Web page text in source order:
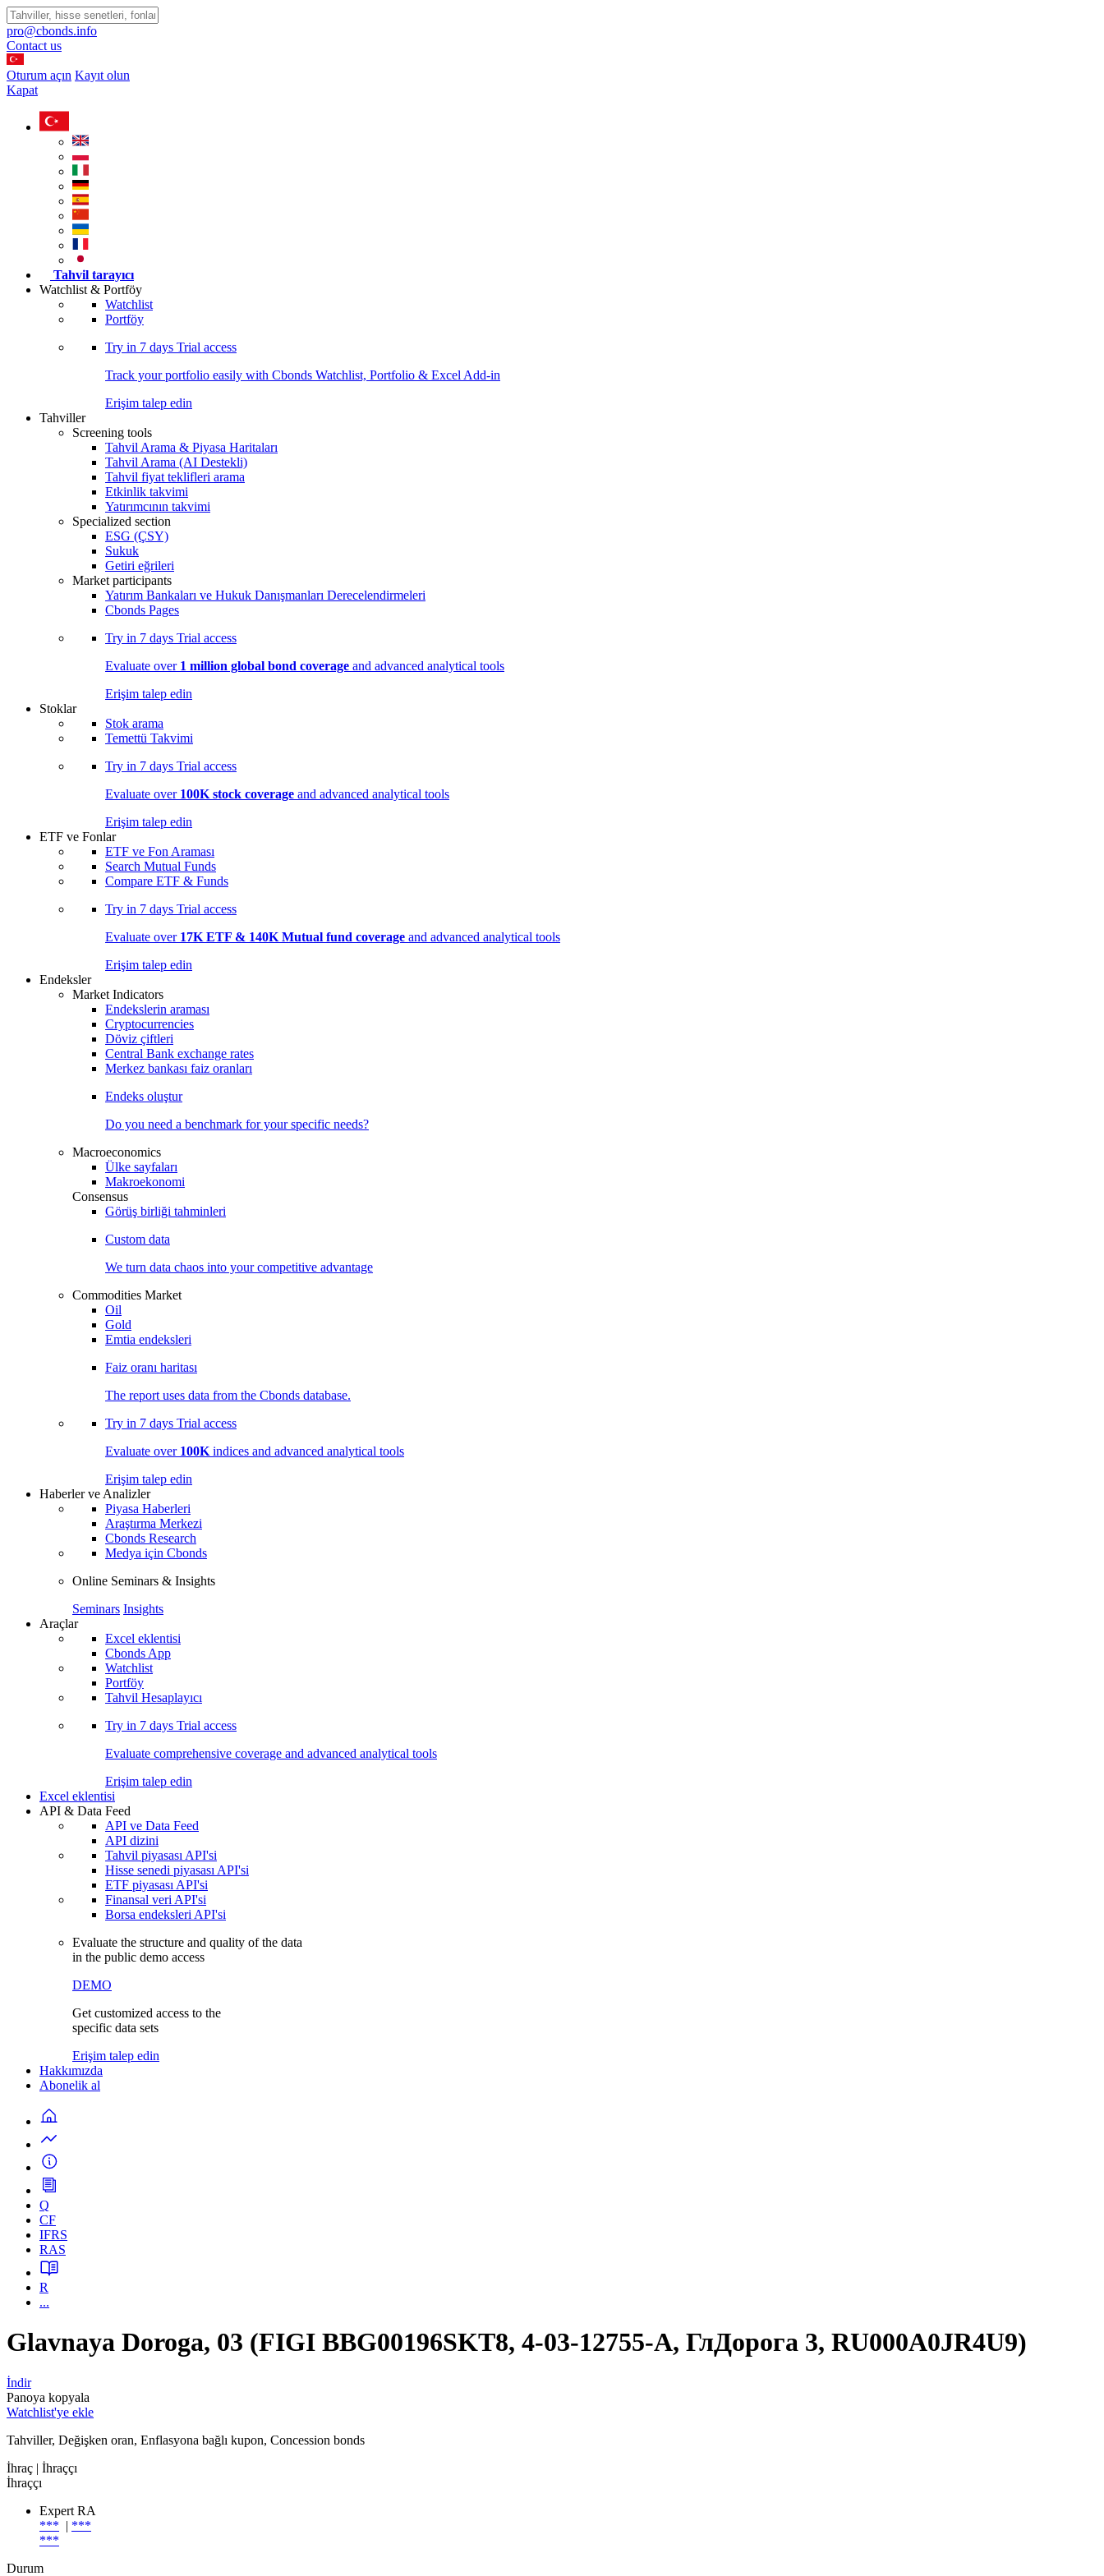
pro@cbonds.info
Contact us
Oturum açın Kayıt olun
Kapat
Tahvil tarayıcı
Watchlist & Portföy
Watchlist
Portföy
Try in 7 days Trial access
Track your portfolio easily with Cbonds Watchlist, Portfolio & Excel Add-in
Erişim talep edin
Tahviller
Screening tools
Tahvil Arama & Piyasa Haritaları
Tahvil Arama (AI Destekli)
Tahvil fiyat teklifleri arama
Etkinlik takvimi
Yatırımcının takvimi
Specialized section
ESG (ÇSY)
Sukuk
Getiri eğrileri
Market participants
Yatırım Bankaları ve Hukuk Danışmanları Derecelendirmeleri
Cbonds Pages
Try in 7 days Trial access
Evaluate over 1 million global bond coverage and advanced analytical tools
Erişim talep edin
Stoklar
Stok arama
Temettü Takvimi
Try in 7 days Trial access
Evaluate over 100K stock coverage and advanced analytical tools
Erişim talep edin
ETF ve Fonlar
ETF ve Fon Araması
Search Mutual Funds
Compare ETF & Funds
Try in 7 days Trial access
Evaluate over 17K ETF & 140K Mutual fund coverage and advanced analytical tools
Erişim talep edin
Endeksler
Market Indicators
Endekslerin araması
Cryptocurrencies
Döviz çiftleri
Central Bank exchange rates
Merkez bankası faiz oranları
Endeks oluştur
Do you need a benchmark for your specific needs?
Macroeconomics
Ülke sayfaları
Makroekonomi
Consensus
Görüş birliği tahminleri
Custom data
We turn data chaos into your competitive advantage
Commodities Market
Oil
Gold
Emtia endeksleri
Faiz oranı haritası
The report uses data from the Cbonds database.
Try in 7 days Trial access
Evaluate over 100K indices and advanced analytical tools
Erişim talep edin
Haberler ve Analizler
Piyasa Haberleri
Araştırma Merkezi
Cbonds Research
Medya için Cbonds
Online Seminars & Insights
Seminars Insights
Araçlar
Excel eklentisi
Cbonds App
Watchlist
Portföy
Tahvil Hesaplayıcı
Try in 7 days Trial access
Evaluate comprehensive coverage and advanced analytical tools
Erişim talep edin
Excel eklentisi
API & Data Feed
API ve Data Feed
API dizini
Tahvil piyasası API'si
Hisse senedi piyasası API'si
ETF piyasası API'si
Finansal veri API'si
Borsa endeksleri API'si
Evaluate the structure and quality of the data
in the public demo access
DEMO
Get customized access to the
specific data sets
Erişim talep edin
Hakkımızda
Abonelik al
Q
CF
IFRS
RAS
R
...
Glavnaya Doroga, 03 (FIGI BBG00196SKT8, 4-03-12755-A, ГлДорога 3, RU000A0JR4U9)
İndir
Panoya kopyala
Watchlist'ye ekle
Tahviller, Değişken oran, Enflasyona bağlı kupon, Concession bonds
İhraç | İhraççı
İhraççı
Expert RA
*** | ***
***
Durum